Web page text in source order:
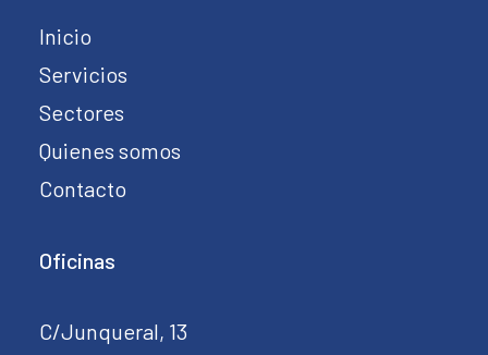
Inicio
Servicios
Sectores
Quienes somos
Contacto
Oficinas
C/Junqueral, 13